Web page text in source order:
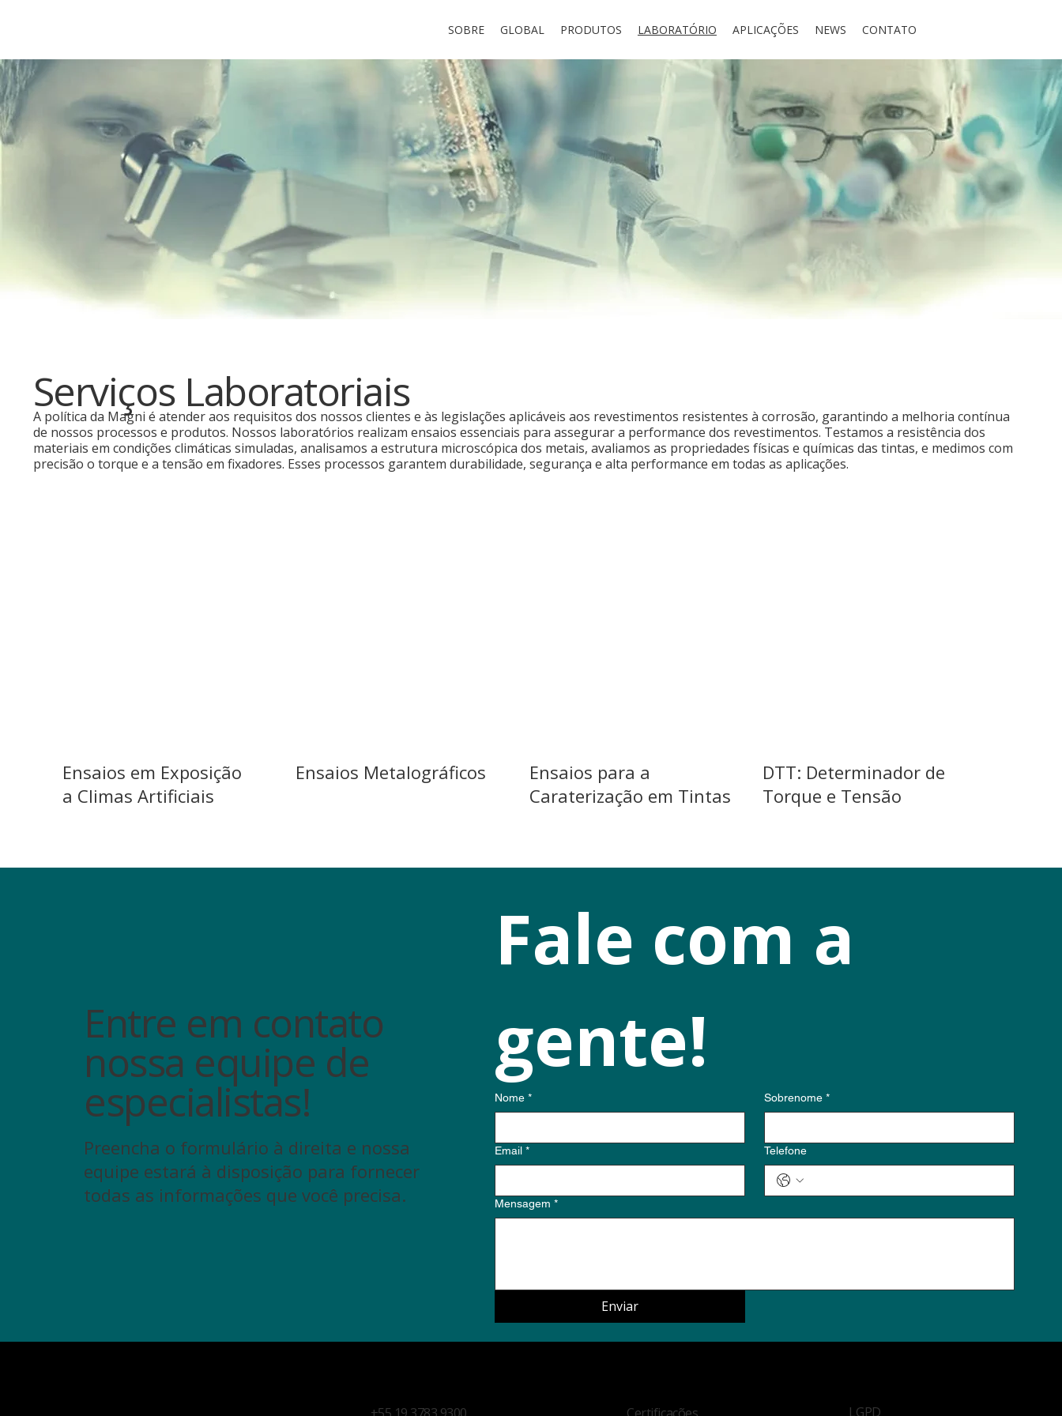
SOBRE GLOBAL PRODUTOS LABORATÓRIO APLICAÇÕES NEWS CONTATO
Entre em contato
nossa equipe de
especialistas!
Preencha o formulário à direita e nossa
equipe estará à disposição para fornecer
todas as informações que você precisa.
Fale com a
gente!
Nome * Sobrenome *
Email * Telefone
Mensagem *
Enviar
Serviços Laboratoriais
A política da Magni é atender aos requisitos dos nossos clientes e às legislações aplicáveis aos revestimentos resistentes à corrosão, garantindo a melhoria contínua
de nossos processos e produtos. Nossos laboratórios realizam ensaios essenciais para assegurar a performance dos revestimentos. Testamos a resistência dos
materiais em condições climáticas simuladas, analisamos a estrutura microscópica dos metais, avaliamos as propriedades físicas e químicas das tintas, e medimos com
precisão o torque e a tensão em fixadores. Esses processos garantem durabilidade, segurança e alta performance em todas as aplicações.
Ensaios em Exposição
a Climas Artificiais
Ensaios Metalográficos
Ensaios para a
Caraterização em Tintas
DTT: Determinador de
Torque e Tensão
Certificações LGPD